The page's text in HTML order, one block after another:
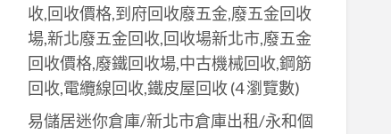
收,回收價格,到府回收廢五金,廢五金回收
場,新北廢五金回收,回收場新北市,廢五金
回收價格,廢鐵回收場,中古機械回收,鋼筋
回收,電纜線回收,鐵皮屋回收(4 瀏覽數)
易儲居迷你倉庫/新北市倉庫出租/永和個